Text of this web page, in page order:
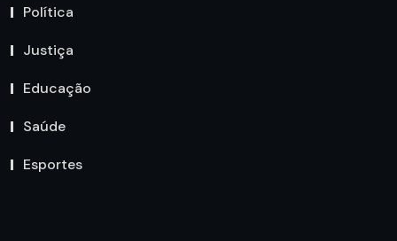
Política
Justiça
Educação
Saúde
Esportes